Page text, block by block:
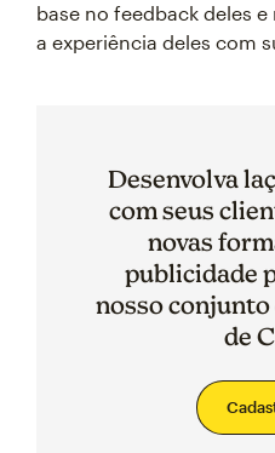
base no feedback deles
a experiência deles com
Desenvolva
com seus
novas
publicidade
nosso
de